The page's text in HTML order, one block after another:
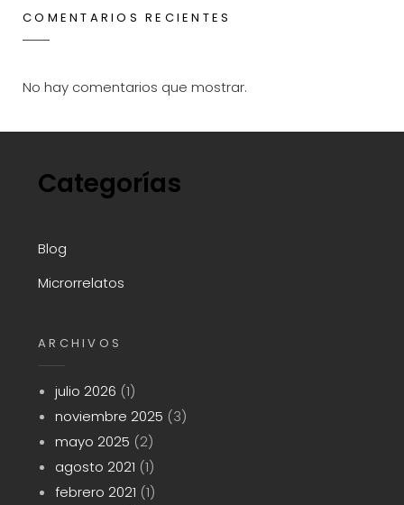
COMENTARIOS RECIENTES
No hay comentarios que mostrar.
Categorías
Blog
Microrrelatos
ARCHIVOS
julio 2026 (1)
noviembre 2025 (3)
mayo 2025 (2)
agosto 2021 (1)
febrero 2021 (1)